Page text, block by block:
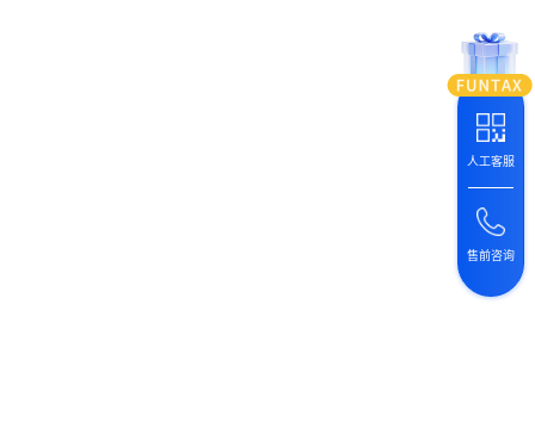
人工客服
售前咨询